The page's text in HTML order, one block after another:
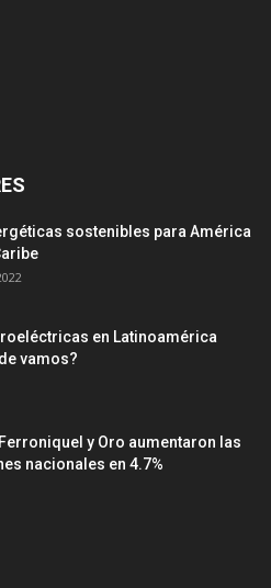
sostenibles para América
en Latinoamérica
vamos?
y Oro aumentaron las
nacionales en 4.7%